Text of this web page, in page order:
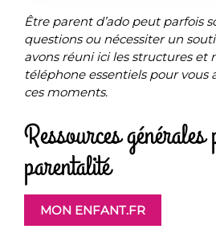
Être parent d’ado peut parfois
questions ou nécessiter un
avons réuni ici les structures et
téléphone essentiels pour vous
ces moments.
Ressources
parentalité
MON ENFANT.FR